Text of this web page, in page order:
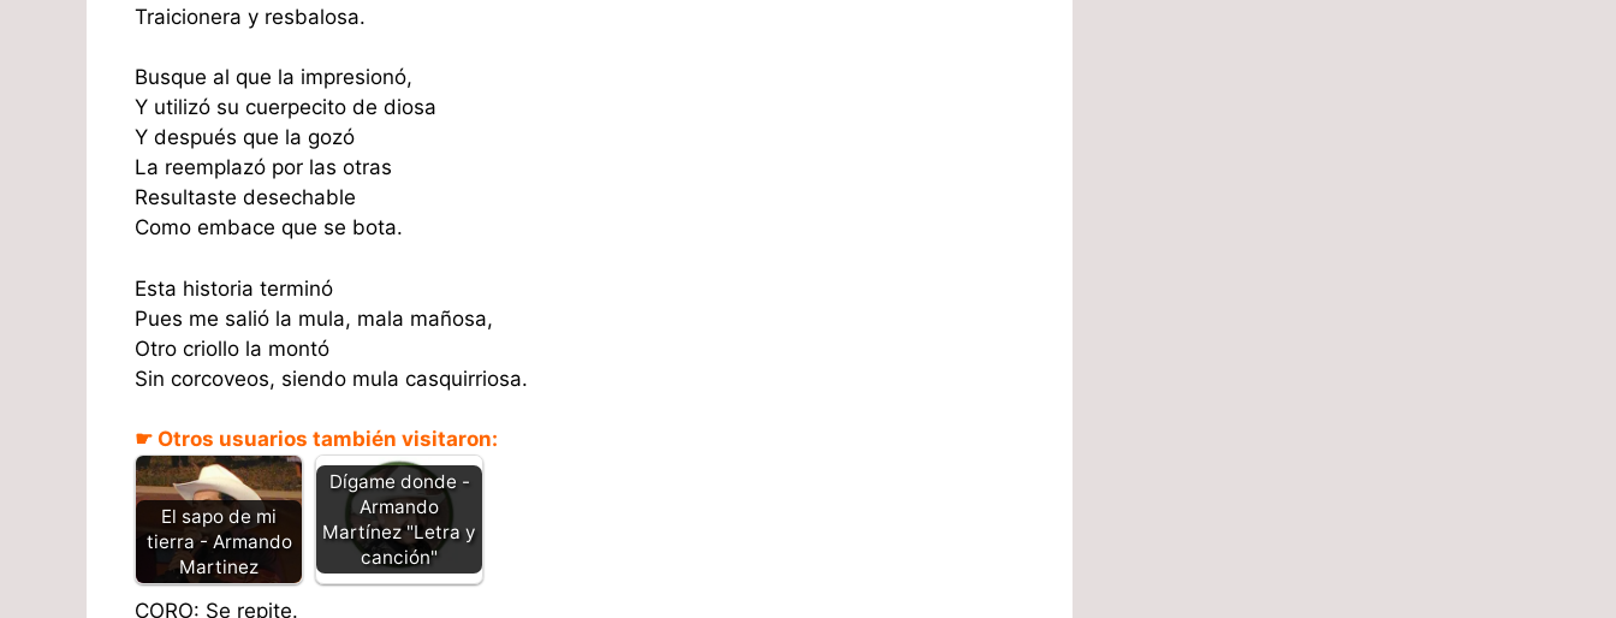
Traicionera y resbalosa.
Busque al que la impresionó,
Y utilizó su cuerpecito de diosa
Y después que la gozó
La reemplazó por las otras
Resultaste desechable
Como embace que se bota.
Esta historia terminó
Pues me salió la mula, mala mañosa,
Otro criollo la montó
Sin corcoveos, siendo mula casquirriosa.
☛ Otros usuarios también visitaron:
El sapo de mi
tierra - Armando
Martinez
Dígame donde -
Armando
Martínez "Letra y
canción"
CORO: Se repite.